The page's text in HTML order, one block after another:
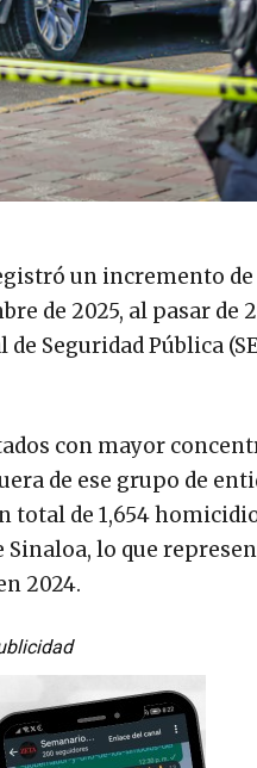
un incremento
de 2025, al pasar de
Seguridad Pública
con mayor
de ese grupo de
total de 1,654
Sinaloa, lo que
2024.